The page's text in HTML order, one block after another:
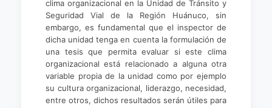
clima organizacional en la Unidad de Tránsito y
Seguridad Vial de la Región Huánuco, sin
embargo, es fundamental que el inspector de
dicha unidad tenga en cuenta la formulación de
una tesis que permita evaluar si este clima
organizacional está relacionado a alguna otra
variable propia de la unidad como por ejemplo
su cultura organizacional, liderazgo, necesidad,
entre otros, dichos resultados serán útiles para